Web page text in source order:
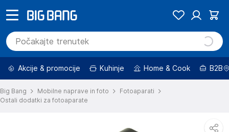
Akcije & promocije Kuhinje Home & Cook B2B
Big Bang Mobilne naprave in foto
Fotoaparati
Ostali dodatki za fotoaparate